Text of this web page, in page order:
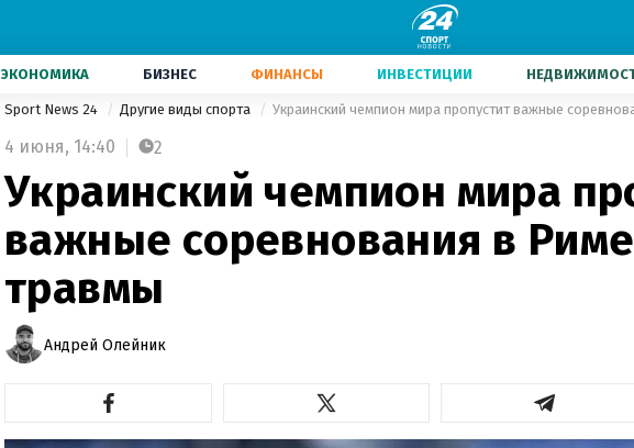
ЭКОНОМИКА БИЗНЕС ФИНАНСЫ ИНВЕСТИЦИИ
Sport News 24 Другие виды спорта Украинский чемпион мира пропустит важные
4 июня, 14:40 2
Украинский чемпион мира
важные соревнования в
травмы
Андрей Олейник